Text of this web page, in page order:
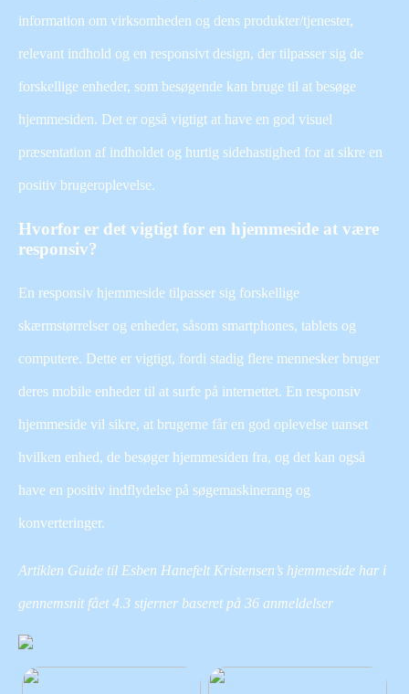
information om virksomheden og dens produkter/tjenester,
relevant indhold og en responsivt design, der tilpasser sig de
forskellige enheder, som besøgende kan bruge til at besøge
hjemmesiden. Det er også vigtigt at have en god visuel
præsentation af indholdet og hurtig sidehastighed for at sikre en
positiv brugeroplevelse.
Hvorfor er det vigtigt for en hjemmeside at være
responsiv?
En responsiv hjemmeside tilpasser sig forskellige
skærmstørrelser og enheder, såsom smartphones, tablets og
computere. Dette er vigtigt, fordi stadig flere mennesker bruger
deres mobile enheder til at surfe på internettet. En responsiv
hjemmeside vil sikre, at brugerne får en god oplevelse uanset
hvilken enhed, de besøger hjemmesiden fra, og det kan også
have en positiv indflydelse på søgemaskinerang og
konverteringer.
Artiklen Guide til Esben Hanefelt Kristensen’s hjemmeside har i
gennemsnit fået4.3 stjerner baseret på 36 anmeldelser